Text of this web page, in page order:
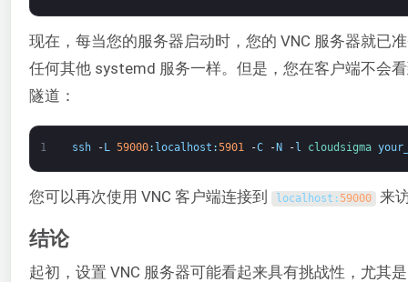
现在，每当您的服务器启动时，您的 VNC 服务器就已
任何其他 systemd 服务一样。但是，您在客户端不会
隧道：
1 ssh - L 59000: localhost :5901 -C - N - l cloudsigma
您可以再次使用 VNC 客户端连接到 localhost : 59000 来
结论
起初，设置 VNC 服务器可能看起来具有挑战性，尤其